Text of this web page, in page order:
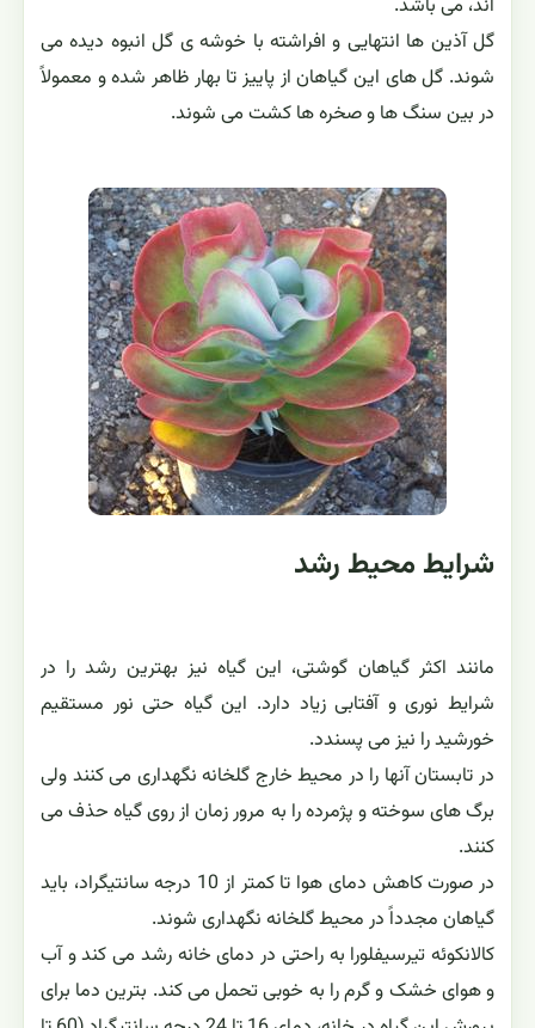
خاک مورد نياز
سبک و دارای مواد
غذایی
کالانکوئه تیرسیفلورا یکی از گونه های کالانکوئه و بومی آفریقای
جنوبی است.
این گیاهان گوشتی بوده و ساقه هایی به طول حدود یک متر
تولید می کنند که پس از گلدهی از بین رفته و می پوسند. شکل
پایه ی برگ های این گیاهان به حالت یک رزت بزرگ، پهن، گرد،
گوشتی، بدون دمبرگ، به رنگ سبز مایل به خاکستری با حاشیه
اند، می باشد.
شوند. گل های این گیاهان از پاییز تا بهار ظاهر شده و معمولاً
در بین سنگ ها و صخره ها کشت می شوند.